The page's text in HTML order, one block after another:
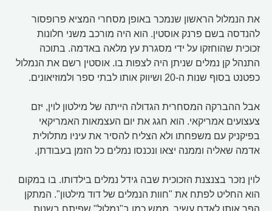
את הנמלול הראשון שנמכר באופן מסחרי המציא פרופסור
להנדסה בשם פרנק אוסטין. הוא היה מורכב משני חלונות
זכוכית שהוחזקו על ידי מסגרת עץ מלאה באדמה. בתוכה
התנהל קן נמלים שניתן היה לצפות בו. אוסטין רשם את הנמלול
כפטנט בסוף שנות ה-20 ושיווק אותו לבתי ספר ולמוזיאונים.
אבל ההברקה המסחרית הגדולה הייתה של מילטון לוין, יזם
צעצועים אמריקאי. הוא חגג את יום העצמאות האמריקאי
בפיקניק עם משפחתו ולא הצליח להסיר את עיניו מתלולית
אדמה שאליה וממנה יצאו ונכנסו נמלים כל הזמן בעבודתן.
לוין נזכר בצנצנת הזכוכית שבה גידל נמלים בילדותו. בו במקום
הוא החליט לפתח את "חוות הנמלים של דוד מילטון". המתקן
הפך אותו לאדם עשיר. ממש כמו ב"נמלול" שפיתח בשנות